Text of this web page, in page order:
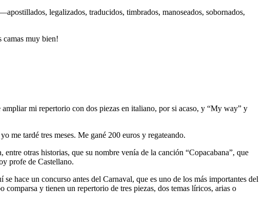
legalizados, traducidos, timbrados, manoseados, sobornados,
camas muy bien!
mi repertorio con dos piezas en italiano, por si acaso, y “My way” y
me tardé tres meses. Me gané 200 euros y regateando.
otras historias, que su nombre venía de la canción “Copacabana”, que
profe de Castellano.
hace un concurso antes del Carnaval, que es uno de los más importantes del
y tienen un repertorio de tres piezas, dos temas líricos, arias o